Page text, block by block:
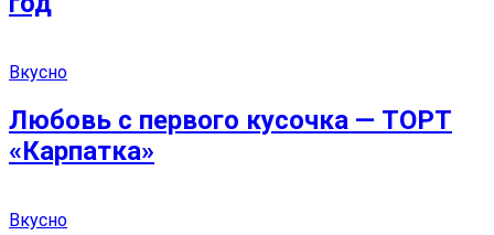
Вкусно
Любовь с первого кусочка — ТОРТ
«Карпатка»
Вкусно